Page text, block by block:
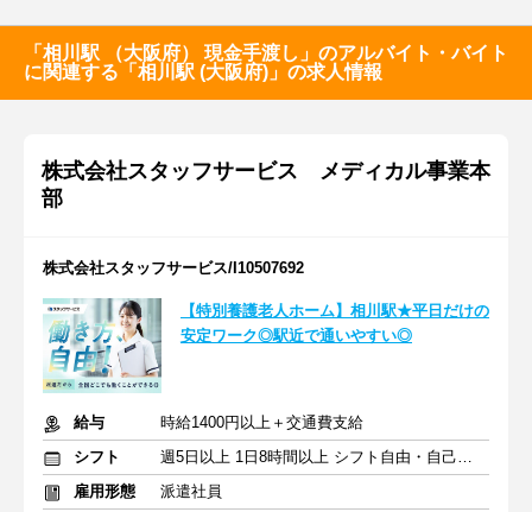
「相川駅 （大阪府） 現金手渡し」のアルバイト・バイト
に関連する「相川駅 (大阪府)」の求人情報
株式会社スタッフサービス メディカル事業本
部
株式会社スタッフサービス/I10507692
【特別養護老人ホーム】相川駅★平日だけの
安定ワーク◎駅近で通いやすい◎
給与
時給1400円以上＋交通費支給
シフト
週5日以上 1日8時間以上 シフト自由・自己申告
雇用形態
派遣社員